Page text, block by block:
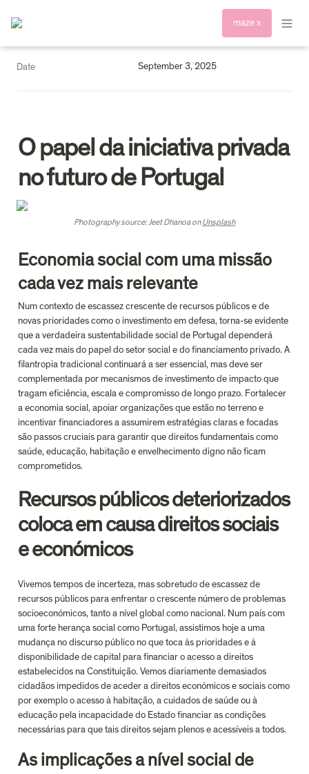
maze x
Date September 3, 2025
O papel da iniciativa privada
no futuro de Portugal
Photography source: Jeet Dhanoa on Unsplash
Economia social com uma missão
cada vez mais relevante
Num contexto de escassez crescente de recursos públicos e de
novas prioridades como o investimento em defesa, torna-se evidente
que a verdadeira sustentabilidade social de Portugal dependerá
cada vez mais do papel do setor social e do financiamento privado. A
filantropia tradicional continuará a ser essencial, mas deve ser
complementada por mecanismos de investimento de impacto que
tragam eficiência, escala e compromisso de longo prazo. Fortalecer
a economia social, apoiar organizações que estão no terreno e
incentivar financiadores a assumirem estratégias claras e focadas
são passos cruciais para garantir que direitos fundamentais como
saúde, educação, habitação e envelhecimento digno não ficam
comprometidos.
Recursos públicos deteriorizados
coloca em causa direitos sociais
e económicos
Vivemos tempos de incerteza, mas sobretudo de escassez de
recursos públicos para enfrentar o crescente número de problemas
socioeconómicos, tanto a nível global como nacional. Num país com
uma forte herança social como Portugal, assistimos hoje a uma
mudança no discurso público no que toca às prioridades e à
disponibilidade de capital para financiar o acesso a direitos
estabelecidos na Constituição. Vemos diariamente demasiados
cidadãos impedidos de aceder a direitos económicos e sociais como
por exemplo o acesso à habitação, a cuidados de saúde ou à
educação pela incapacidade do Estado financiar as condições
necessárias para que tais direitos sejam plenos e acessíveis a todos.
As implicações a nível social de